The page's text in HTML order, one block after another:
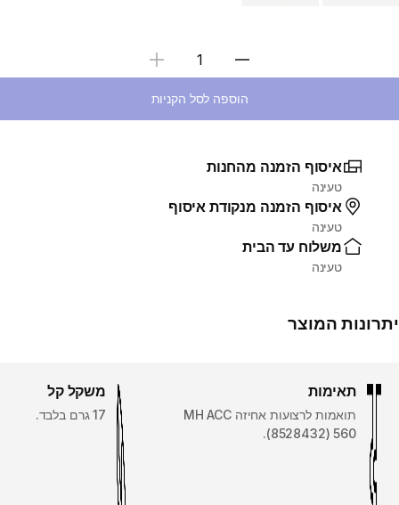
בחירת כמות
הוספה לסל הקניות
איסוף הזמנה מהחנות
טעינה
איסוף הזמנה מנקודת איסוף
טעינה
משלוח עד הבית
טעינה
יתרונות המוצר
תאימות
תואמות לרצועות אחיזה MH ACC
560 ‏(8528432).
משקל קל
17 גרם בלבד.